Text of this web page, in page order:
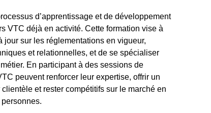
d’apprentissage et de développement
VTC déjà en activité. Cette formation vise à
jour sur les réglementations en vigueur,
et relationnelles, et de se spécialiser
En participant à des sessions de
peuvent renforcer leur expertise, offrir un
et rester compétitifs sur le marché en